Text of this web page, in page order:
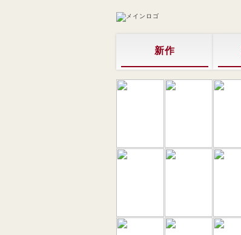
新作